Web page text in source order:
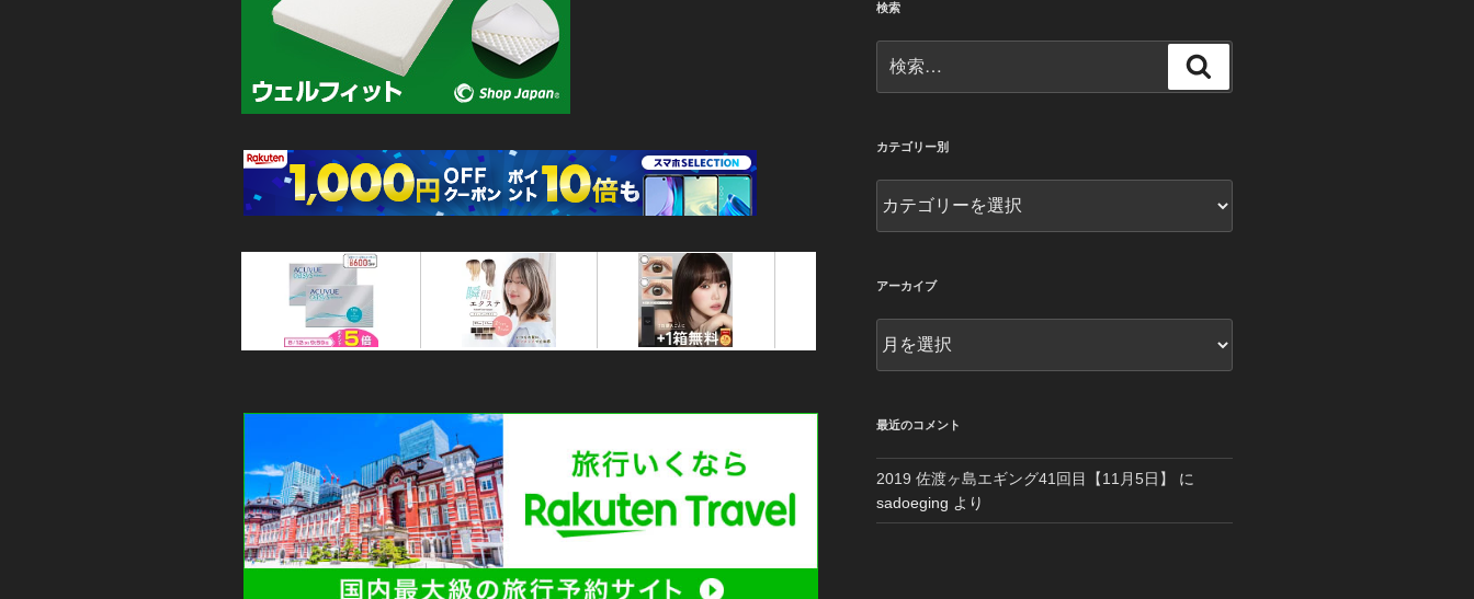
検索
索:
索
カテゴリー別
テ
ー
アーカイブ
ー
ブ
最近のコメント
2019 佐渡ヶ島エギング41回目【11月5日】
に
sadoeging より